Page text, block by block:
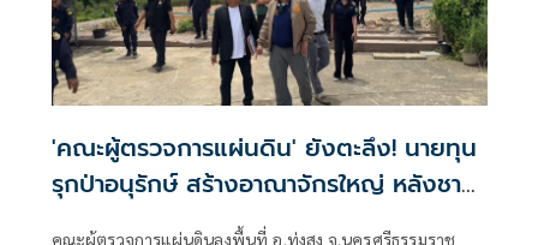
'คณะผู้ตรวจการแผ่นดิน' ยังตะลึง! นายทุน
รุกป่าอนุรักษ์ สร้างอาณาจักรใหญ่ หลังชาว
บ้านร้องจนท.ละเลย
คณะผู้ตรวจการแผ่นดินลงพื้นที่ อ.ทุ่งสง จ.นครศรีธรรมราช